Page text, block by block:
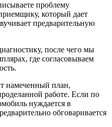
проблему
который дает
предварительную
после чего мы
где согласовываем
намеченный план,
работе. Если по
нуждается в
обговаривается